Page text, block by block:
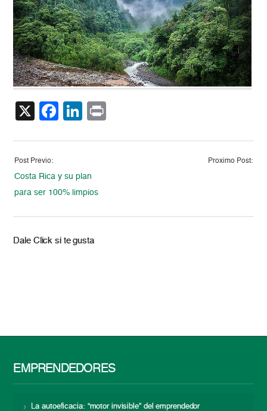
X Facebook
LinkedIn
Post Previo:
Costa Rica y su plan
para ser 100% limpios
Proximo Post:
Dale Click si te gusta
EMPRENDEDORES
La autoeficacia: “motor invisible” del emprendedor